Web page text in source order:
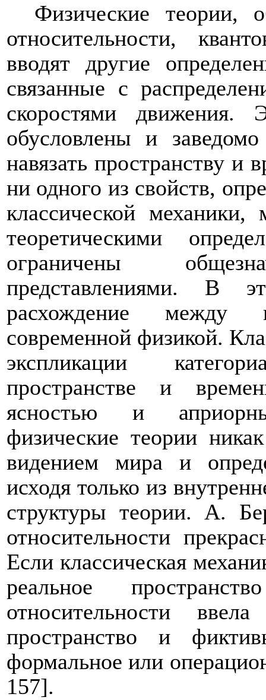
Физические теории,
относительности,
вводят другие
связанные с
скоростями движения.
обусловлены и
навязать пространству и
ни одного из свойств,
классической
теоретическими
ограничены
представлениями. В
расхождение между
современной физикой.
экспликации
пространстве и
ясностью и
физические теории
видением мира и
исходя только из
структуры теории. А.
относительности
Если классическая
реальное
относительности
пространство и
формальное или
157].